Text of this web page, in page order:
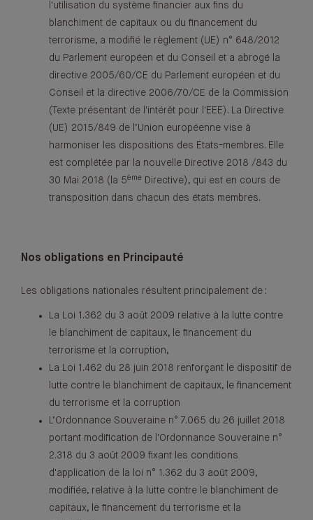
l'utilisation du système financier aux fins du
blanchiment de capitaux ou du financement du
terrorisme, a modifié le règlement (UE) n° 648/2012
du Parlement européen et du Conseil et a abrogé la
directive 2005/60/CE du Parlement européen et du
Conseil et la directive 2006/70/CE de la Commission
(Texte présentant de l'intérêt pour l'EEE). La Directive
(UE) 2015/849 de l’Union européenne vise à
harmoniser les dispositions des Etats-membres. Elle
est complétée par la nouvelle Directive 2018 /843 du
30 Mai 2018 (la 5ème
Directive), qui est en cours de
transposition dans chacun des états membres.
Nos obligations en Principauté
Les obligations nationales résultent principalement de :
La Loi 1.362 du 3 août 2009 relative à la lutte contre
le blanchiment de capitaux, le financement du
terrorisme et la corruption,
La Loi 1.462 du 28 juin 2018 renforçant le dispositif de
lutte contre le blanchiment de capitaux, le financement
du terrorisme et la corruption
L’Ordonnance Souveraine n° 7.065 du 26 juillet 2018
portant modification de l'Ordonnance Souveraine n°
2.318 du 3 août 2009 fixant les conditions
d'application de la loi n° 1.362 du 3 août 2009,
modifiée, relative à la lutte contre le blanchiment de
capitaux, le financement du terrorisme et la